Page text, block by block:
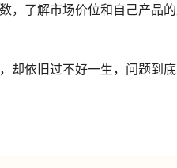
，了解市场价位和自己产品
却依旧过不好一生，问题到底